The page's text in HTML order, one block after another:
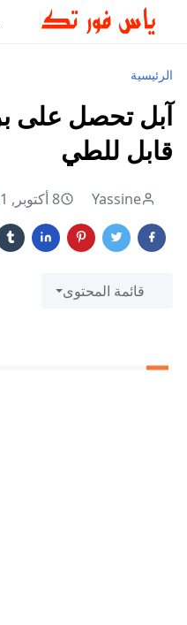
الرئيسية
آبل تحصل على
قابل للطي
Yassine 8 أكتوبر, 2021
قائمة المحتوى